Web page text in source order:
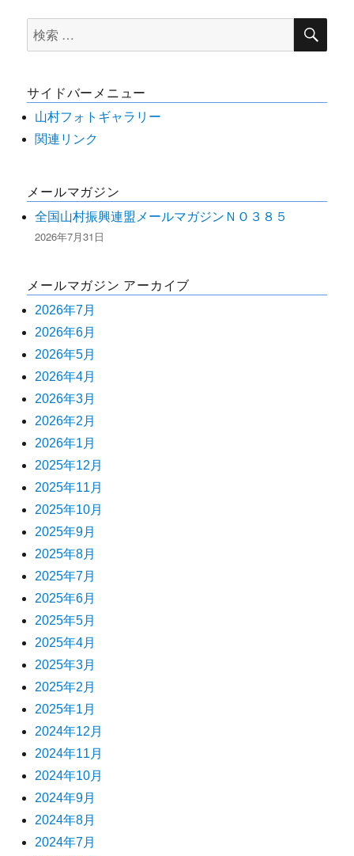
ビ
ゲ
ー
ョ
ン
検
索
象:
検
サイドバーメニュー
山村フォトギャラリー
関連リンク
メールマガジン
全国山村振興連盟メールマガジンＮＯ３８５
2026年7月31日
メールマガジン アーカイブ
2026年7月
2026年6月
2026年5月
2026年4月
2026年3月
2026年2月
2026年1月
2025年12月
2025年11月
2025年10月
2025年9月
2025年8月
2025年7月
2025年6月
2025年5月
2025年4月
2025年3月
2025年2月
2025年1月
2024年12月
2024年11月
2024年10月
2024年9月
2024年8月
2024年7月